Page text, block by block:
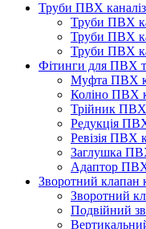
Труби ПВХ
Труби ПВХ
Труби ПВХ
Труби ПВХ
Фітинги для ПВХ
Муфта ПВХ
Коліно ПВХ
Трійник
Редукція
Ревізія ПВХ
Заглушка
Адаптор
Зворотний клапан
Зворотний
Подвійний